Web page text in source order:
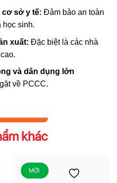
cơ sở y tế: Đảm bảo an toàn
học sinh.
xuất: Đặc biệt là các nhà
và dân dụng lớn
về PCCC.
khác
MỚI